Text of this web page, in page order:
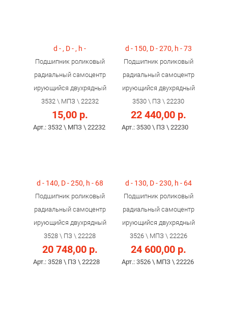
d - , D - , h -
Подшипник роликовый
радиальный самоцентр
ирующийся двухрядный
3532 \ МПЗ \ 22232
15,00 р.
Арт.: 3532 \ МПЗ \ 22232
d - 150, D - 270, h - 73
Подшипник роликовый
радиальный самоцентр
ирующийся двухрядный
3530 \ ПЗ \ 22230
22 440,00 р.
Арт.: 3530 \ ПЗ \ 22230
d - 140, D - 250, h - 68
Подшипник роликовый
радиальный самоцентр
ирующийся двухрядный
3528 \ ПЗ \ 22228
20 748,00 р.
Арт.: 3528 \ ПЗ \ 22228
d - 130, D - 230, h - 64
Подшипник роликовый
радиальный самоцентр
ирующийся двухрядный
3526 \ МПЗ \ 22226
24 600,00 р.
Арт.: 3526 \ МПЗ \ 22226